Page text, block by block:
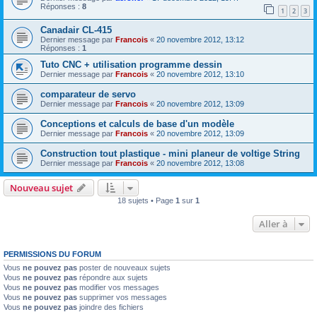
Réponses : 8 1 2 3
Canadair CL-415
Dernier message par Francois « 20 novembre 2012, 13:12
Réponses : 1
Tuto CNC + utilisation programme dessin
Dernier message par Francois « 20 novembre 2012, 13:10
comparateur de servo
Dernier message par Francois « 20 novembre 2012, 13:09
Conceptions et calculs de base d'un modèle
Dernier message par Francois « 20 novembre 2012, 13:09
Construction tout plastique - mini planeur de voltige String
Dernier message par Francois « 20 novembre 2012, 13:08
Nouveau sujet
18 sujets • Page 1 sur 1
Aller à
PERMISSIONS DU FORUM
Vous ne pouvez pas poster de nouveaux sujets
Vous ne pouvez pas répondre aux sujets
Vous ne pouvez pas modifier vos messages
Vous ne pouvez pas supprimer vos messages
Vous ne pouvez pas joindre des fichiers